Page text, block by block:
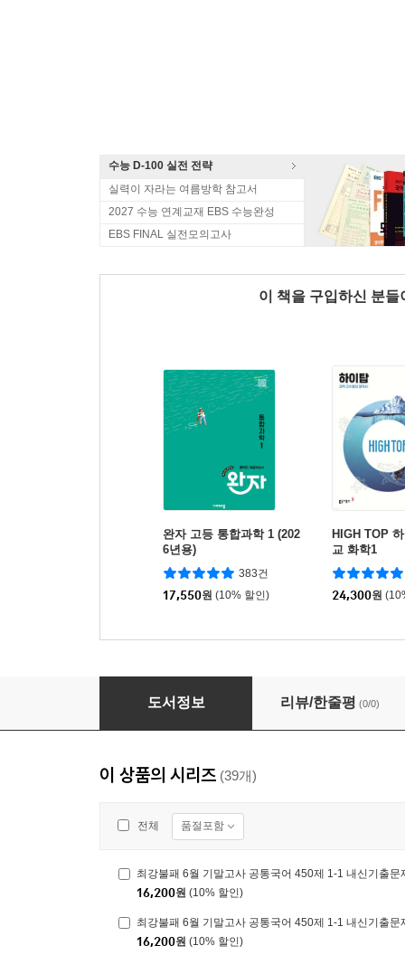
수능 D-100 실전 전략
실력이 자라는 여름방학 참고서
2027 수능 연계교재 EBS 수능완성
EBS FINAL 실전모의고사
이 책을 구입하신 분
완자 고등 통합과학 1 (202
6년용)
383건
17,550원 (10% 할인)
HIGH TOP
교 화학1
24,300원
최강불패 6월 기말고사 공통국어 450제 1-1 내
도서정보 리뷰/한줄평 (0/0)
이 상품의 시리즈 (39개)
전체 품절포함
16,200원 (10% 할인)
16,200원 (10% 할인)